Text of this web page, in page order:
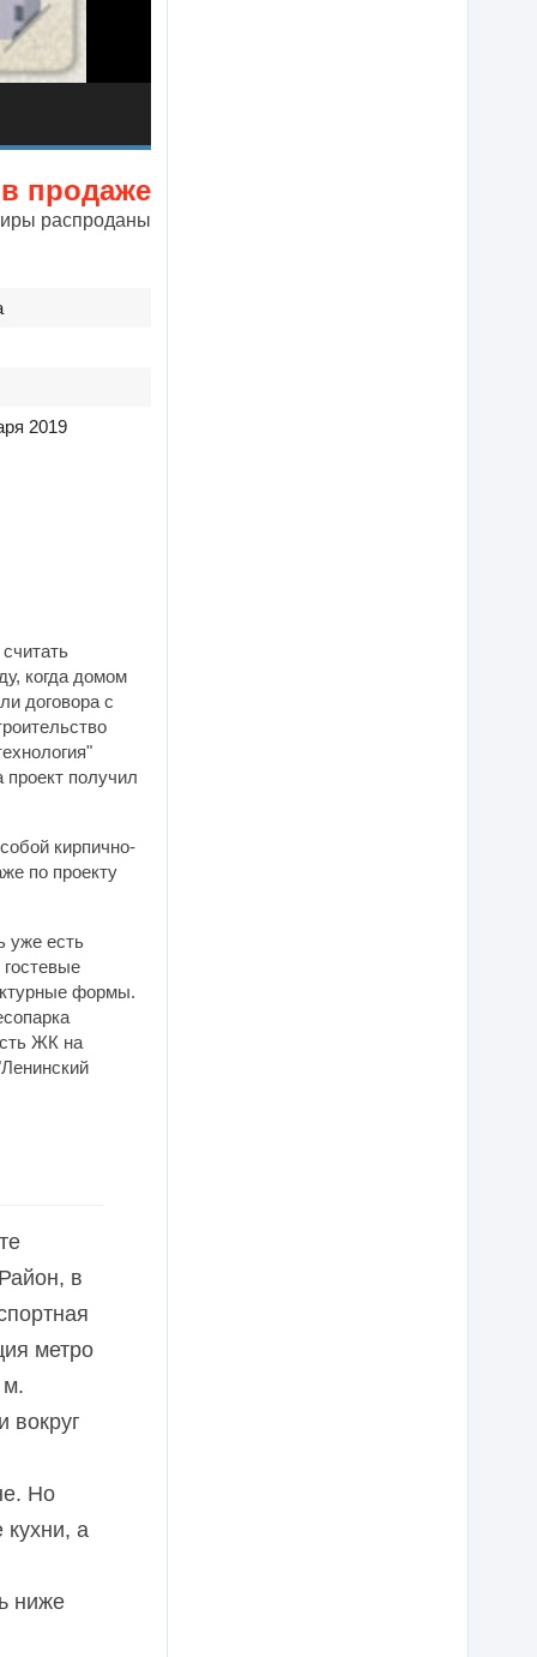
продаже
распроданы
2019
когда домом
договора с
проект получил
кирпично-
по проекту
уже есть
формы.
ЖК на
в
метро
м.
вокруг
Но
а
ниже